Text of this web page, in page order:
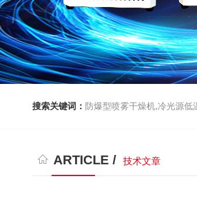
搜索关键词： 防爆型喷雾干燥机,冷光源
ARTICLE / 技术文章